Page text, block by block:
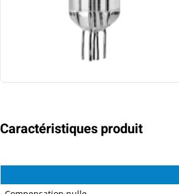
Caractéristiques produit